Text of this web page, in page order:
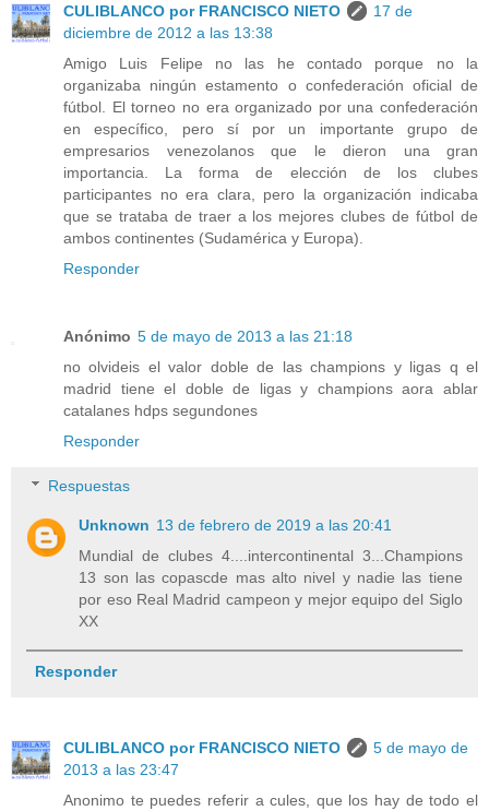
CULIBLANCO por FRANCISCO NIETO
17 de
diciembre de 2012 a las 13:38
Amigo Luis Felipe no las he contado porque no la
organizaba ningún estamento o confederación oficial de
fútbol. El torneo no era organizado por una confederación
en específico, pero sí por un importante grupo de
empresarios venezolanos que le dieron una gran
importancia. La forma de elección de los clubes
participantes no era clara, pero la organización indicaba
que se trataba de traer a los mejores clubes de fútbol de
ambos continentes (Sudamérica y Europa).
Responder
Anónimo 5 de mayo de 2013 a las 21:18
no olvideis el valor doble de las champions y ligas q el
madrid tiene el doble de ligas y champions aora ablar
catalanes hdps segundones
Responder
Respuestas
Unknown 13 de febrero de 2019 a las 20:41
Mundial de clubes 4....intercontinental 3...Champions
13 son las copascde mas alto nivel y nadie las tiene
por eso Real Madrid campeon y mejor equipo del Siglo
XX
Responder
CULIBLANCO por FRANCISCO NIETO
5 de mayo de
2013 a las 23:47
Anonimo te puedes referir a cules, que los hay de todo el